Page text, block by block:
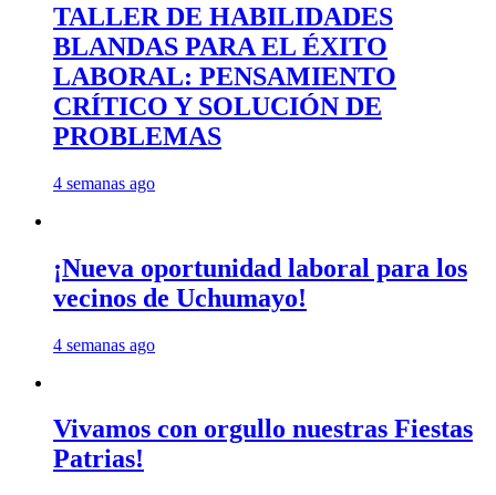
TALLER DE HABILIDADES
BLANDAS PARA EL ÉXITO
LABORAL: PENSAMIENTO
CRÍTICO Y SOLUCIÓN DE
PROBLEMAS
4 semanas ago
¡Nueva oportunidad laboral para los
vecinos de Uchumayo!
4 semanas ago
Vivamos con orgullo nuestras Fiestas
Patrias!